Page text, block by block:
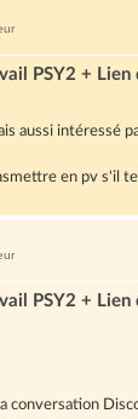
PSY2 + Lien
aussi intéressé
en pv s'il
PSY2 + Lien
conversation